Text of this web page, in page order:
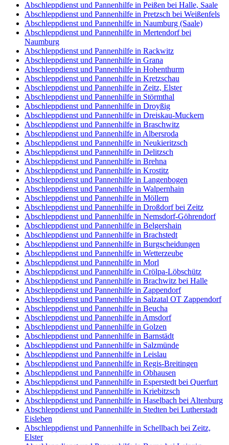
Abschleppdienst und Pannenhilfe in Peißen bei Halle, Saale
Abschleppdienst und Pannenhilfe in Pretzsch bei Weißenfels
Abschleppdienst und Pannenhilfe in Naumburg (Saale)
Abschleppdienst und Pannenhilfe in Mertendorf bei
Naumburg
Abschleppdienst und Pannenhilfe in Rackwitz
Abschleppdienst und Pannenhilfe in Grana
Abschleppdienst und Pannenhilfe in Hohenthurm
Abschleppdienst und Pannenhilfe in Kretzschau
Abschleppdienst und Pannenhilfe in Zeitz, Elster
Abschleppdienst und Pannenhilfe in Störmthal
Abschleppdienst und Pannenhilfe in Droyßig
Abschleppdienst und Pannenhilfe in Dreiskau-Muckern
Abschleppdienst und Pannenhilfe in Braschwitz
Abschleppdienst und Pannenhilfe in Albersroda
Abschleppdienst und Pannenhilfe in Neukieritzsch
Abschleppdienst und Pannenhilfe in Delitzsch
Abschleppdienst und Pannenhilfe in Brehna
Abschleppdienst und Pannenhilfe in Krostitz
Abschleppdienst und Pannenhilfe in Langenbogen
Abschleppdienst und Pannenhilfe in Walpernhain
Abschleppdienst und Pannenhilfe in Möllern
Abschleppdienst und Pannenhilfe in Droßdorf bei Zeitz
Abschleppdienst und Pannenhilfe in Nemsdorf-Göhrendorf
Abschleppdienst und Pannenhilfe in Belgershain
Abschleppdienst und Pannenhilfe in Brachstedt
Abschleppdienst und Pannenhilfe in Burgscheidungen
Abschleppdienst und Pannenhilfe in Wetterzeube
Abschleppdienst und Pannenhilfe in Morl
Abschleppdienst und Pannenhilfe in Crölpa-Löbschütz
Abschleppdienst und Pannenhilfe in Brachwitz bei Halle
Abschleppdienst und Pannenhilfe in Zappendorf
Abschleppdienst und Pannenhilfe in Salzatal OT Zappendorf
Abschleppdienst und Pannenhilfe in Beucha
Abschleppdienst und Pannenhilfe in Amsdorf
Abschleppdienst und Pannenhilfe in Golzen
Abschleppdienst und Pannenhilfe in Barnstädt
Abschleppdienst und Pannenhilfe in Salzmünde
Abschleppdienst und Pannenhilfe in Leislau
Abschleppdienst und Pannenhilfe in Regis-Breitingen
Abschleppdienst und Pannenhilfe in Obhausen
Abschleppdienst und Pannenhilfe in Esperstedt bei Querfurt
Abschleppdienst und Pannenhilfe in Kriebitzsch
Abschleppdienst und Pannenhilfe in Haselbach bei Altenburg
Abschleppdienst und Pannenhilfe in Stedten bei Lutherstadt
Eisleben
Abschleppdienst und Pannenhilfe in Schellbach bei Zeitz,
Elster